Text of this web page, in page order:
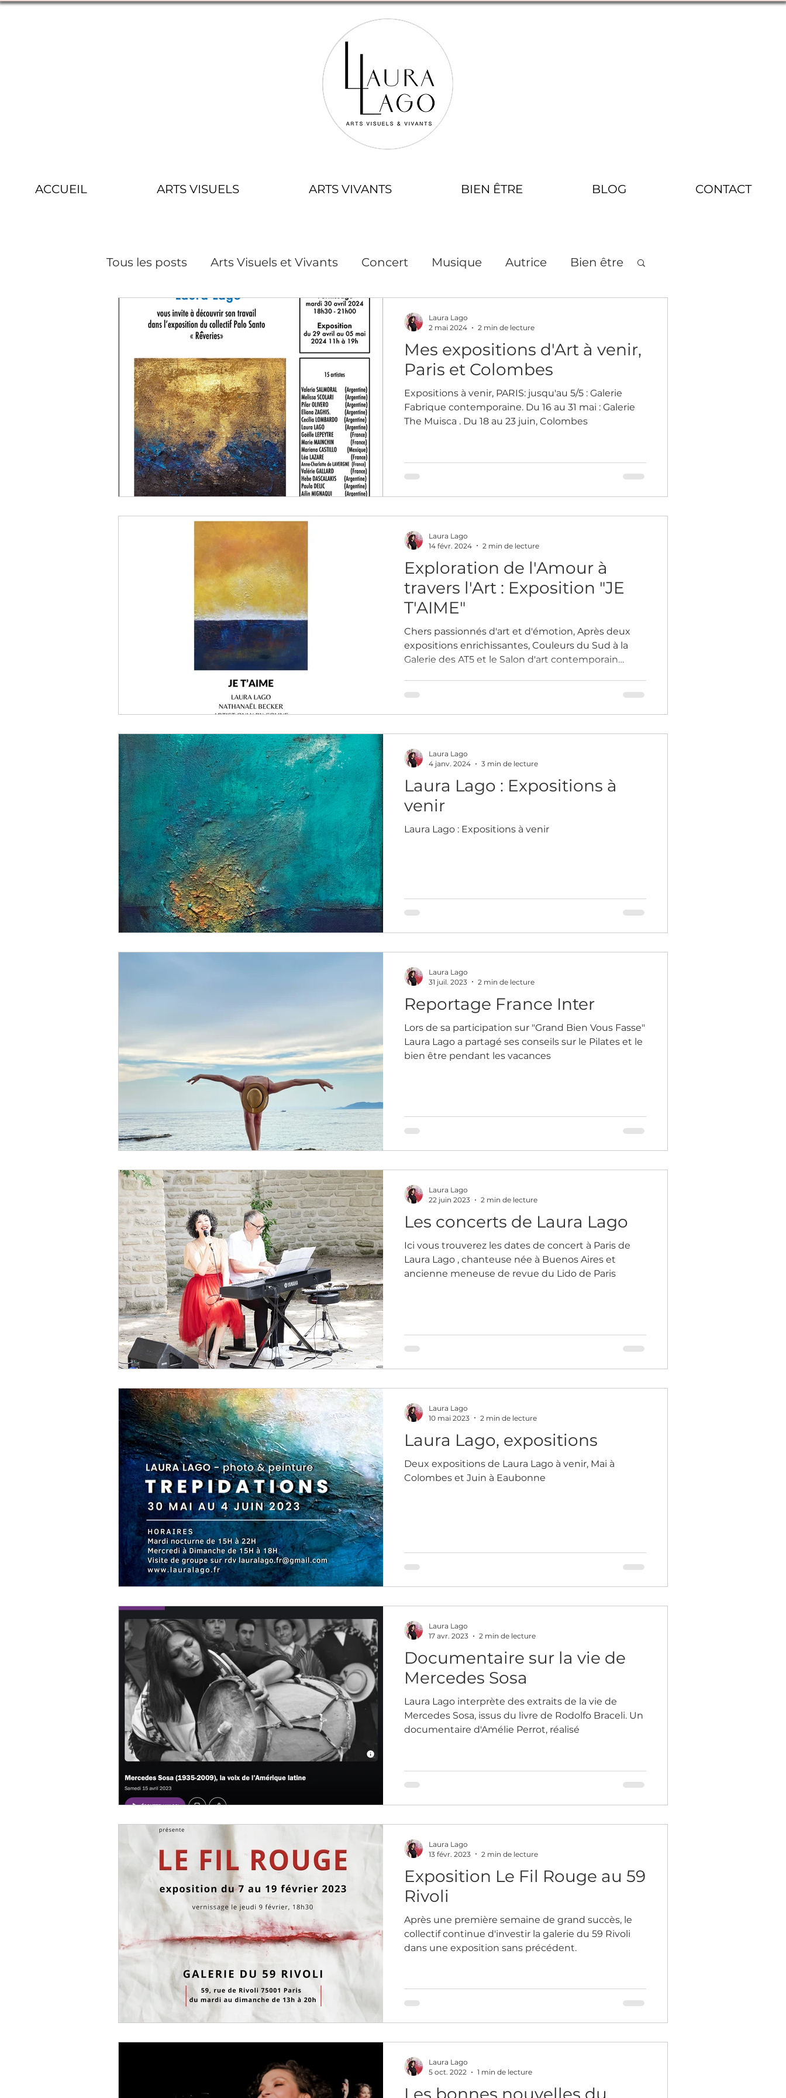
ACCUEIL ARTS VISUELS ARTS VIVANTS BIEN ÊTRE BLOG CONTACT
Tous les posts Arts Visuels et Vivants Concert Musique Autrice Bien être
Pilates Pilates, cours Privés et collectifs
Performance Création Photographe Paris Art print Paris
Soins du visage Danse Action pour les droits des femmes
Cineaste-Vidéaste Cours en ligne
Artiste peintre Paris Artiste auteure plasticienne Yoga du Visage
LIVRE Beautiful Bonheur
Mes expositions d'Art à venir,
Paris et Colombes
Expositions à venir, PARIS: jusqu'au 5/5 : Galerie
Fabrique contemporaine. Du 16 au 31 mai : Galerie
The Muisca . Du 18 au 23 juin, Colombes
Laura Lago
2 mai 2024
2 min de lecture
Exploration de l'Amour à
travers l'Art : Exposition "JE
T'AIME"
Chers passionnés d'art et d'émotion, Après deux
expositions enrichissantes, Couleurs du Sud à la
Galerie des AT5 et le Salon d'art contemporain
Laissez-vous transporter par une immersion
captivante dans l'univers de l'amour à travers l'art, à
exposition aux côtés de Nathanaël Becke
Laura Lago
14 févr. 2024
2 min de lecture
Laura Lago : Expositions à
venir
Laura Lago : Expositions à venir
Laura Lago
4 janv. 2024
3 min de lecture
Reportage France Inter
Lors de sa participation sur "Grand Bien Vous Fasse"
Laura Lago a partagé ses conseils sur le Pilates et le
bien être pendant les vacances
Laura Lago
31 juil. 2023
2 min de lecture
Les concerts de Laura Lago
Ici vous trouverez les dates de concert à Paris de
Laura Lago , chanteuse née à Buenos Aires et
ancienne meneuse de revue du Lido de Paris
Laura Lago
22 juin 2023
2 min de lecture
Laura Lago, expositions
Deux expositions de Laura Lago à venir, Mai à
Colombes et Juin à Eaubonne
Laura Lago
10 mai 2023
2 min de lecture
Documentaire sur la vie de
Mercedes Sosa
Laura Lago interprète des extraits de la vie de
Mercedes Sosa, issus du livre de Rodolfo Braceli. Un
documentaire d'Amélie Perrot, réalisé
Laura Lago
17 avr. 2023
2 min de lecture
Exposition Le Fil Rouge au 59
Rivoli
Après une première semaine de grand succès, le
collectif continue d'investir la galerie du 59 Rivoli
dans une exposition sans précédent.
Laura Lago
13 févr. 2023
2 min de lecture
Les bonnes nouvelles du
Laura Lago
5 oct. 2022
1 min de lecture